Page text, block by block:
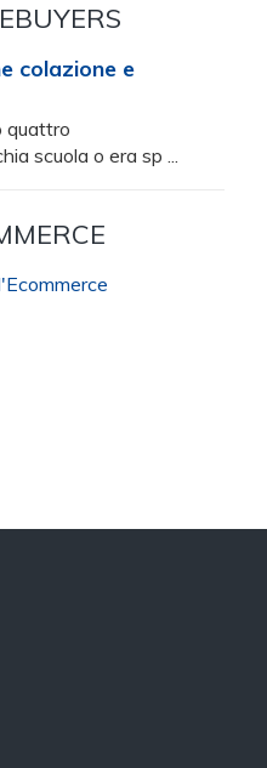
colazione e
quattro
scuola o era sp ...